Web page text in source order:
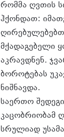
რომმა ღვთის
ჰქონდათ:
მქადაგებელი
აკრავდნენ.
ბოროტებას
ნიშნავდა.
საერთო
კაცობრიობამ
სრულიად